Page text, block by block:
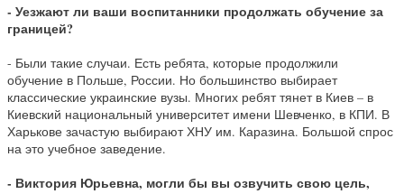
- Уезжают ли ваши воспитанники продолжать обучение за
границей?
- Были такие случаи. Есть ребята, которые продолжили
обучение в Польше, России. Но большинство выбирает
классические украинские вузы. Многих ребят тянет в Киев – в
Киевский национальный университет имени Шевченко, в КПИ. В
Харькове зачастую выбирают ХНУ им. Каразина. Большой спрос
на это учебное заведение.
- Виктория Юрьевна, могли бы вы озвучить свою цель,